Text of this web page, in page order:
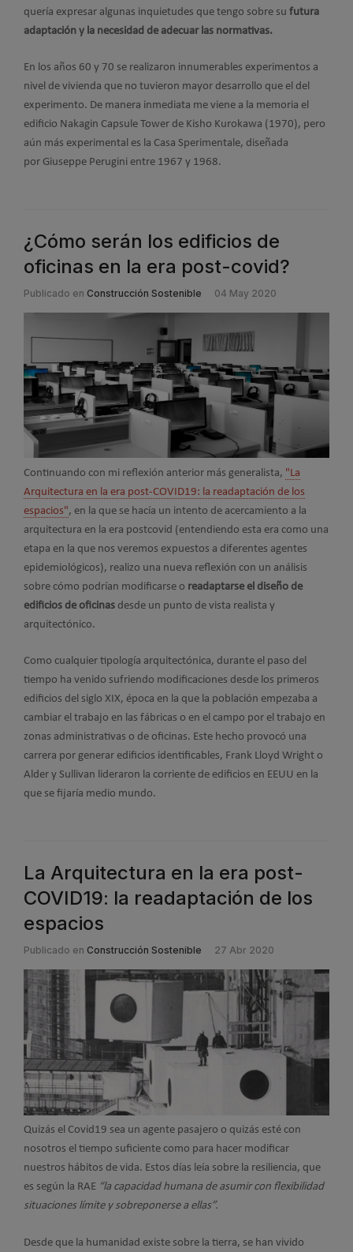
quería expresar algunas inquietudes que tengo sobre su futura
adaptación y la necesidad de adecuar las normativas.
En los años 60 y 70 se realizaron innumerables experimentos a
nivel de vivienda que no tuvieron mayor desarrollo que el del
experimento. De manera inmediata me viene a la memoria el
edificio Nakagin Capsule Tower de Kisho Kurokawa (1970), pero
aún más experimental es la Casa Sperimentale, diseñada
por Giuseppe Perugini entre 1967 y 1968.
¿Cómo serán los edificios de
oficinas en la era post-covid?
Publicado en Construcción Sostenible 04 May 2020
Continuando con mi reflexión anterior más generalista, "La
Arquitectura en la era post-COVID19: la readaptación de los
espacios", en la que se hacía un intento de acercamiento a la
arquitectura en la era postcovid (entendiendo esta era como una
etapa en la que nos veremos expuestos a diferentes agentes
epidemiológicos), realizo una nueva reflexión con un análisis
sobre cómo podrían modificarse o readaptarse el diseño de
edificios de oficinas desde un punto de vista realista y
arquitectónico.
Como cualquier tipología arquitectónica, durante el paso del
tiempo ha venido sufriendo modificaciones desde los primeros
edificios del siglo XIX, época en la que la población empezaba a
cambiar el trabajo en las fábricas o en el campo por el trabajo en
zonas administrativas o de oficinas. Este hecho provocó una
carrera por generar edificios identificables, Frank Lloyd Wright o
Alder y Sullivan lideraron la corriente de edificios en EEUU en la
que se fijaría medio mundo.
La Arquitectura en la era post-
COVID19: la readaptación de los
espacios
Publicado en Construcción Sostenible 27 Abr 2020
Quizás el Covid19 sea un agente pasajero o quizás esté con
nosotros el tiempo suficiente como para hacer modificar
nuestros hábitos de vida. Estos días leía sobre la resiliencia, que
es según la RAE “la capacidad humana de asumir con flexibilidad
situaciones límite y sobreponerse a ellas”.
Desde que la humanidad existe sobre la tierra, se han vivido